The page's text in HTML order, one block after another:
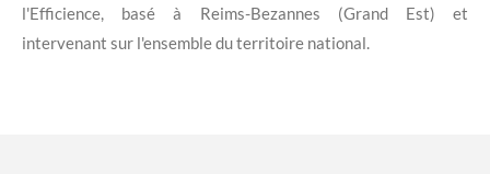
l'Efficience, basé à Reims-Bezannes (Grand Est) et
intervenant sur l'ensemble du territoire national.